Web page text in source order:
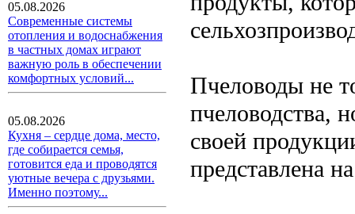
05.08.2026
Современные системы
отопления и водоснабжения
в частных домах играют
важную роль в обеспечении
комфортных условий...
05.08.2026
Кухня – сердце дома, место,
где собирается семья,
готовится еда и проводятся
уютные вечера с друзьями.
Именно поэтому...
Пчеловоды не
пчеловодства,
своей
представлена